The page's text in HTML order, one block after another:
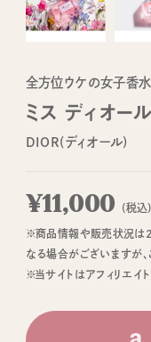
全方位ウケの女子香水
ミス ディオー
DIOR(ディオール)
¥11,000 (税
※商品情報や販売状況は
なる場合がございますが、
※当サイトはアフィリエイ